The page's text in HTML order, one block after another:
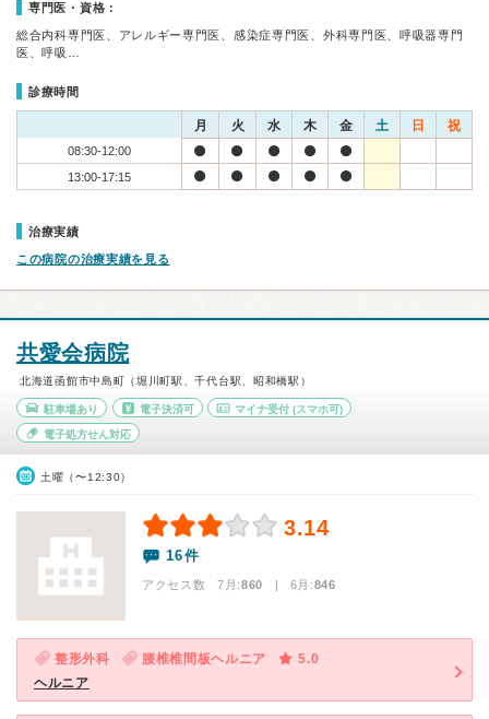
専門医・資格：
総合内科専門医、アレルギー専門医、感染症専門医、外科専門医、呼吸器専門
医、呼吸…
診療時間
月 火 水 木 金 土 日 祝
08:30-12:00
13:00-17:15
治療実績
この病院の治療実績を見る
共愛会病院
北海道函館市中島町（堀川町駅、千代台駅、昭和橋駅）
駐車場あり 電子決済可 マイナ受付 (スマホ可)
電子処方せん対応
土曜（〜12:30）
3.14
16件
アクセス数 7月:860 | 6月:846
整形外科 腰椎椎間板ヘルニア
5.0
ヘルニア